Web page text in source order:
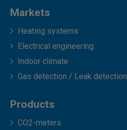
Markets
Heating systems
Electrical engineering
Indoor climate
Gas detection / Leak detection
Products
CO2-meters